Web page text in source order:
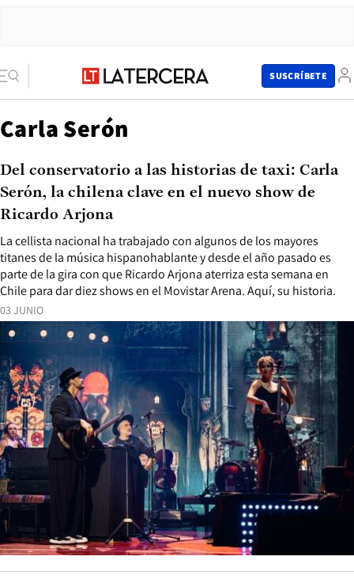
SUSCRÍBETE
Carla Serón
03 JUNIO
La cellista nacional ha trabajado con algunos de los mayores
titanes de la música hispanohablante y desde el año pasado es
parte de la gira con que Ricardo Arjona aterriza esta semana en
Chile para dar diez shows en el Movistar Arena. Aquí, su historia.
Del conservatorio a las historias de taxi: Carla
Serón, la chilena clave en el nuevo show de
Ricardo Arjona